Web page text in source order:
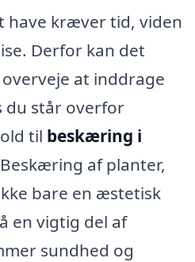
have kræver tid, viden
Derfor kan det
at inddrage
du står overfor
til beskæring i
af planter,
bare en æstetisk
en vigtig del af
sundhed og